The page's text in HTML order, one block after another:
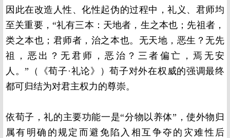
因此在改造人性、化性起伪的过程中，礼义、君师均
至关重要，“礼有三本：天地者，生之本也；先祖者，
类之本也；君师者，治之本也。无天地，恶生？无先
祖，恶出？无君师，恶治？三者偏亡，焉无安
人。”（《荀子·礼论》）荀子对外在权威的强调最终
都可归结为对君主权力的尊崇。
依荀子，礼的主要功能一是“分物以养体”，使外物归
属有明确的规定而避免陷入相互争夺的灾难性后